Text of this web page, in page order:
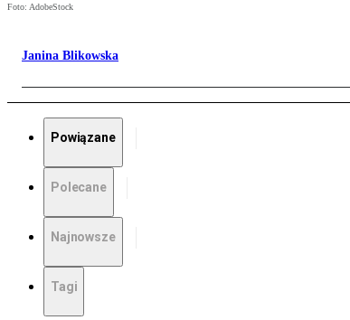
Foto: AdobeStock
Janina Blikowska
Powiązane
Polecane
Najnowsze
Tagi